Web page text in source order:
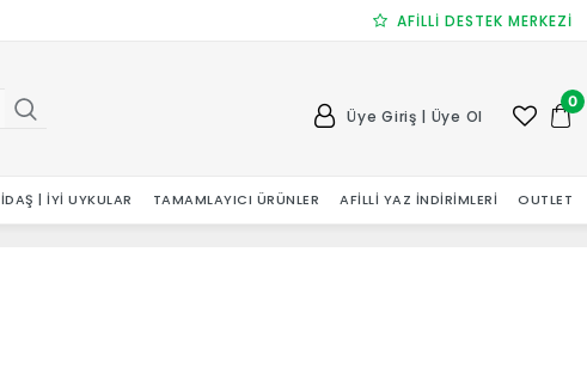
AFİLLİ DESTEK MERKEZİ
Üye Giriş | Üye Ol
0
İDAŞ | İYI UYKULAR TAMAMLAYICI ÜRÜNLER AFILLI YAZ İNDIRIMLERI OUTLET